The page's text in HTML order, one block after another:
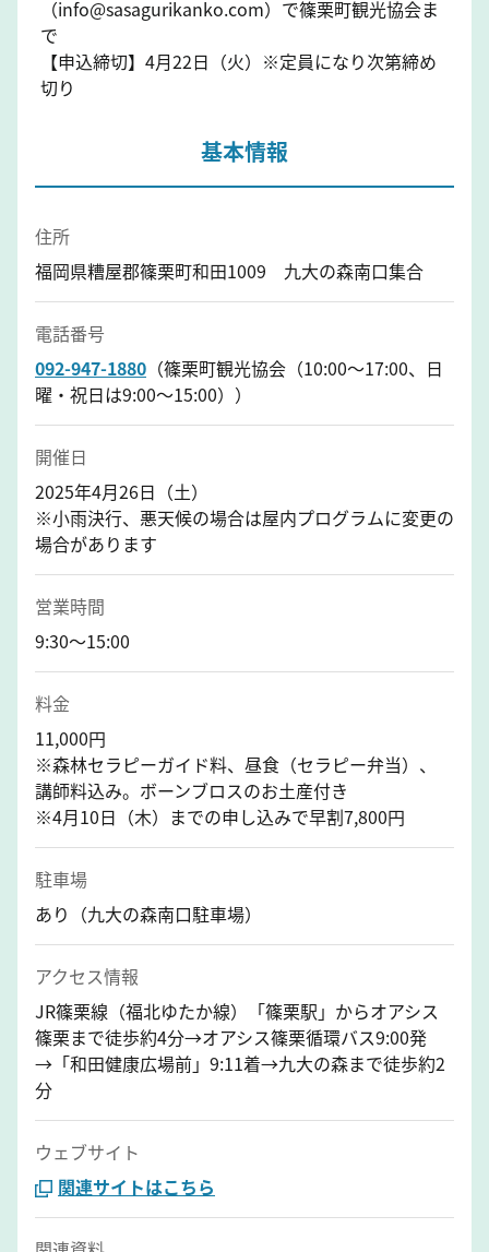
（info@sasagurikanko.com）で篠栗町観光協会ま
で
【申込締切】4月22日（火）※定員になり次第締め
切り
基本情報
住所
福岡県糟屋郡篠栗町和田1009 九大の森南口集合
電話番号
092-947-1880 （篠栗町観光協会（10:00～17:00、日
曜・祝日は9:00～15:00））
開催日
2025年4月26日（土）
※小雨決行、悪天候の場合は屋内プログラムに変更の
場合があります
営業時間
9:30～15:00
料金
11,000円
※森林セラピーガイド料、昼食（セラピー弁当）、
講師料込み。ボーンブロスのお土産付き
※4月10日（木）までの申し込みで早割7,800円
駐車場
あり（九大の森南口駐車場）
アクセス情報
JR篠栗線（福北ゆたか線）「篠栗駅」からオアシス
篠栗まで徒歩約4分→オアシス篠栗循環バス9:00発
→「和田健康広場前」9:11着→九大の森まで徒歩約2
分
ウェブサイト
関連サイトはこちら